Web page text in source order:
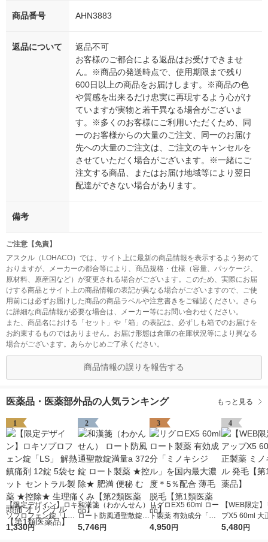
商品番号 AHN3883
返品について
返品不可
お客様のご都合による返品はお受けできませ
ん。※商品の発送時点で、使用期限まで残り
600日以上の商品をお届けします。※商品の色
や質感を出来るだけ忠実に再現するよう心がけ
ていますが実物と若干異なる場合がございま
す。※多くのお客様にご利用いただくため、同
一のお客様からの大量のご注文、同一のお届け
先への大量のご注文は、ご注文のキャンセルを
させていただく場合がございます。※一緒にご
注文する商品、またはお届け地域等により翌日
配達ができない場合があります。
備考
ご注意【免責】
アスクル（LOHACO）では、サイト上に最新の商品情報を表示するよう努めて
おりますが、メーカーの都合等により、商品規格・仕様（容量、パッケージ、
原材料、原産国など）が変更される場合がございます。このため、実際にお届
けする商品とサイト上の商品情報の表記が異なる場合がございますので、ご使
用前には必ずお届けした商品の商品ラベルや注意書きをご確認ください。さら
に詳細な商品情報が必要な場合は、メーカー等にお問い合わせください。
また、商品名における「セット」や「箱」の表記は、必ずしも箱でのお届けを
お約束するものではありません。お届け形態は倉庫の在庫状況等により異なる
場合がございます。あらかじめご了承ください。
商品情報の誤りを報告する
医薬品・医薬部外品の人気ランキング もっと見る
1
【限定デザイン】ロキ
ソプロフェン錠「L
S」 解熱鎮痛剤 12錠
1,330円
2
和漢箋（わかんせん）
ロート防風通聖散錠満
量a 372錠 ロート製薬
5,746円
3
リグロEX5 60ml ロー
ト製薬 有効成分「ミ
ノキシジル」を国内最
4,950円
4
【WEB限定
プX5 60ml 大
ミノキシジル
5,480円